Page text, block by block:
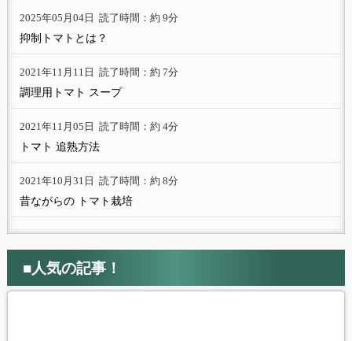
2025年05月04日 読了時間：約 9分
抑制トマトとは？
2021年11月11日 読了時間：約 7分
調理用トマト スープ
2021年11月05日 読了時間：約 4分
トマト 追熟方法
2021年10月31日 読了時間：約 8分
昔ながらの トマト栽培
■人気の記事！